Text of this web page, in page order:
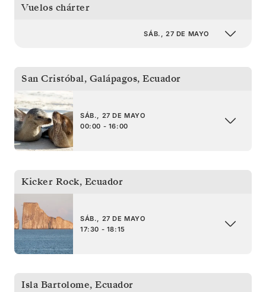
Vuelos chárter
SÁB., 27 DE MAYO
San Cristóbal, Galápagos, Ecuador
SÁB., 27 DE MAYO
00:00 - 16:00
Kicker Rock, Ecuador
SÁB., 27 DE MAYO
17:30 - 18:15
Isla Bartolome, Ecuador